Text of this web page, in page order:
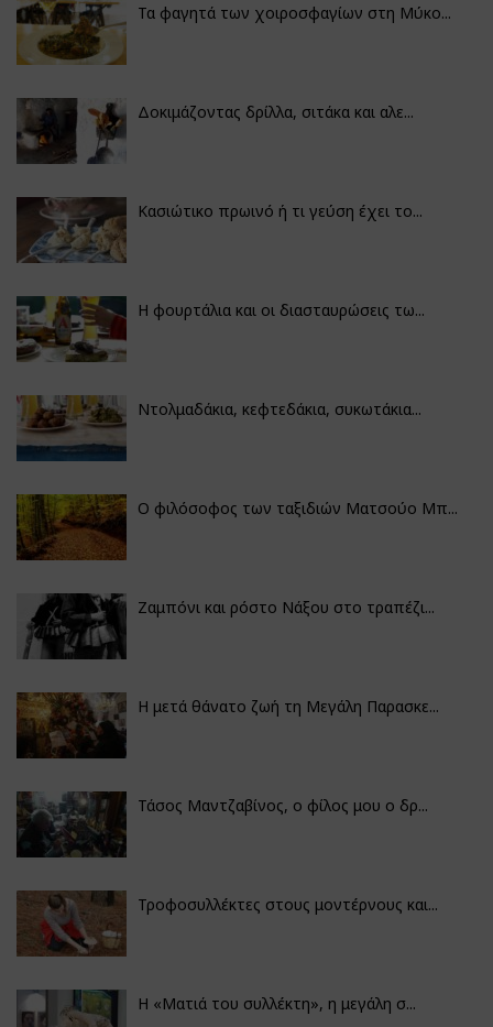
Τα φαγητά των χοιροσφαγίων στη Μύκο...
Δοκιμάζοντας δρίλλα, σιτάκα και αλε...
Κασιώτικο πρωινό ή τι γεύση έχει το...
Η φουρτάλια και οι διασταυρώσεις τω...
Ντολμαδάκια, κεφτεδάκια, συκωτάκια...
Ο φιλόσοφος των ταξιδιών Ματσούο Μπ...
Ζαμπόνι και ρόστο Νάξου στο τραπέζι...
Η μετά θάνατο ζωή τη Μεγάλη Παρασκε...
Τάσος Μαντζαβίνος, ο φίλος μου ο δρ...
Τροφοσυλλέκτες στους μοντέρνους και...
H «Ματιά του συλλέκτη», η μεγάλη σ...